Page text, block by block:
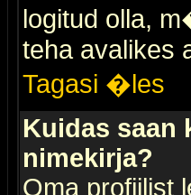
logitud olla,
teha avalikes
Tagasi �les
Kuidas saan
nimekirja?
Oma profiilist